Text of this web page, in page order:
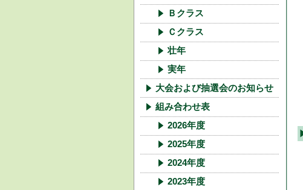
Ｂクラス
Ｃクラス
壮年
実年
大会および抽選会のお知らせ
組み合わせ表
2026年度
2025年度
2024年度
2023年度